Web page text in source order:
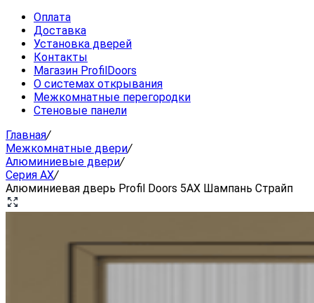
Оплата
Доставка
Установка дверей
Контакты
Магазин ProfilDoors
О системах открывания
Межкомнатные перегородки
Стеновые панели
Главная/
Межкомнатные двери/
Алюминиевые двери/
Серия AX/
Алюминиевая дверь Profil Doors 5AX Шампань Страйп